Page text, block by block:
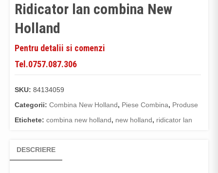
Ridicator lan combina New
Holland
Pentru detalii si comenzi
Tel.0757.087.306
SKU: 84134059
Categorii: Combina New Holland, Piese Combina, Produse
Etichete: combina new holland, new holland, ridicator lan
DESCRIERE